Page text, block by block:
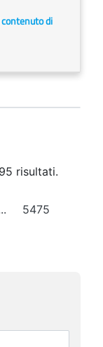
di
risultati.
Pagine intermedie
Pagina
5475